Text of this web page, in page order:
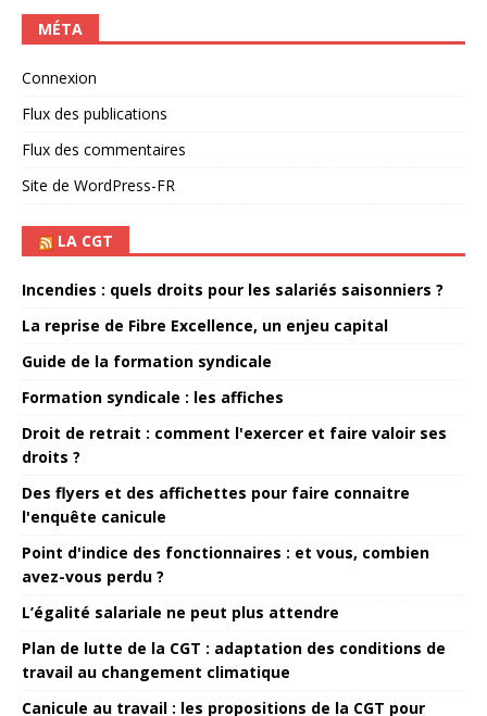
MÉTA
Connexion
Flux des publications
Flux des commentaires
Site de WordPress-FR
LA CGT
Incendies : quels droits pour les salariés saisonniers ?
La reprise de Fibre Excellence, un enjeu capital
Guide de la formation syndicale
Formation syndicale : les affiches
Droit de retrait : comment l'exercer et faire valoir ses
droits ?
Des flyers et des affichettes pour faire connaitre
l'enquête canicule
Point d'indice des fonctionnaires : et vous, combien
avez-vous perdu ?
L’égalité salariale ne peut plus attendre
Plan de lutte de la CGT : adaptation des conditions de
travail au changement climatique
Canicule au travail : les propositions de la CGT pour